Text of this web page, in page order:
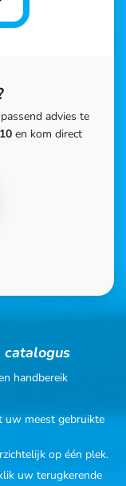
advies te
en kom direct
catalogus
handbereik
uw meest gebruikte
op één plek.
uw terugkerende